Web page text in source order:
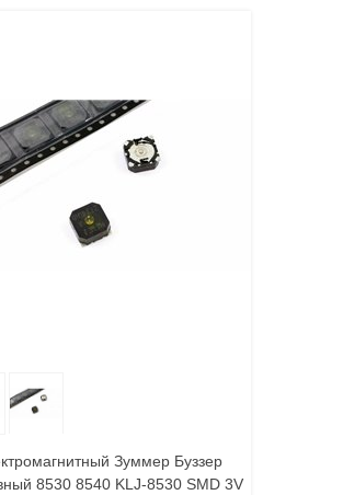
Зуммер Буззер
8530 8540 KLJ-8530 SMD 3V